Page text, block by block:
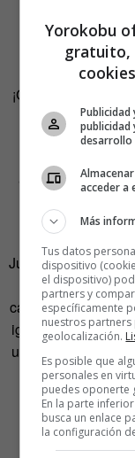
saber qué
acudido a la
ciudad y
¡Glups! Pero
acreditación
que
Juro que no cobré
fui capaz de
cartera (la Reina
igual que desde la
una experiencia
cada noche de
Yorokobu
gratuito,
publicidad
desarrollo
acceder a
Más
Tus datos
dispositivo
el dispositivo)
partners y
específicamente
nuestros
geolocalización.
Es posible que
personales en
puedes oponerte
En la parte
busca un enlace
la configuración